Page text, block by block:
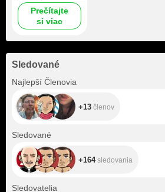
Prečítajte
si viac
Sledované
Najlepší Členovia
+13 členov
Sledované
+164sledovania
Sledovatelia